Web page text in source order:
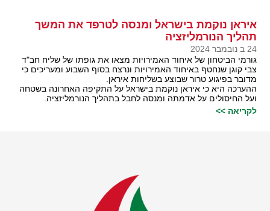
איראן נוקמת בישראל ומנסה לטרפד את המשך
תהליך הנורמליזציה
24 ב נובמבר 2024
גורמי הביטחון של איחוד האמירויות מצאו את גופתו של שליח חב"ד
צבי קוגן שנחטף באיחוד האמירויות ונרצח בסוף השבוע ומעריכים כי
מדובר בפיגוע טרור שבוצע בשליחות איראן.
ההערכה היא כי איראן נוקמת בישראל על התקיפה האחרונה בשטחה
ועל החיסולים על אדמתה ומנסה לחבל בתהליך הנורמליזציה.
לקריאה >>